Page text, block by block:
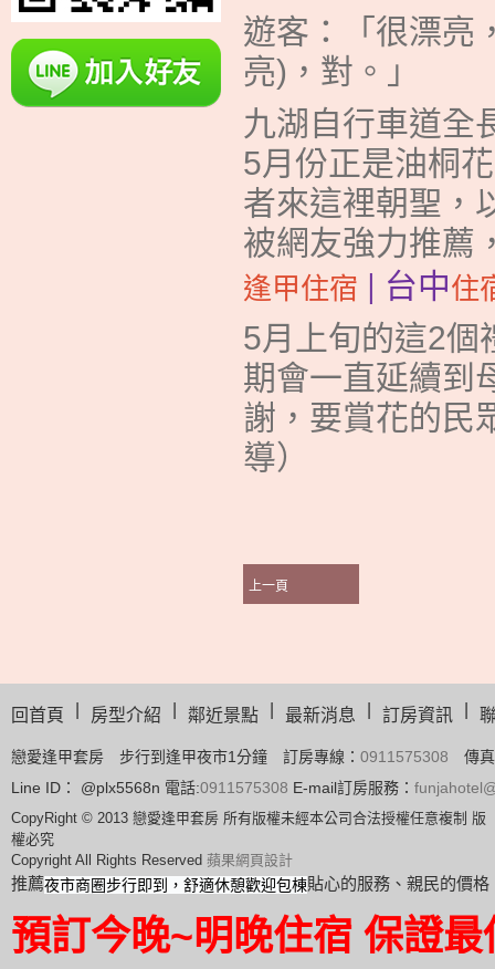
遊客：「很漂亮
亮)，對。」
九湖自行車道全
5月份正是油桐
者來這裡朝聖，
被網友強力推薦
逢甲住宿 | 台中住
5月上旬的這2個
期會一直延續到
謝，要賞花的民
導）
上一頁
回首頁 房型介紹 鄰近景點 最新消息 訂房資訊
戀愛逢甲套房 步行到逢甲夜市1分鐘 訂房專線： 0911575308 傳
Line ID： @plx5568n 電話:0911575308 E-mail訂房服務：
CopyRight © 2013 戀愛逢甲套房 所有版權未經本公司合法授權任意複制 版
權必究
Copyright All Rights Reserved 蘋果網頁設計
推薦夜市商圈步行即到，舒適休憩歡迎包棟貼心的服務、親民的價
預訂今晚~明晚住宿 保證